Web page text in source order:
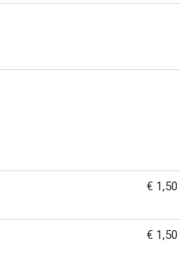
€ 1,50
€ 1,50